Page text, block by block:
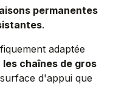
permanentes
.
adaptée
chaînes de gros
d'appui que